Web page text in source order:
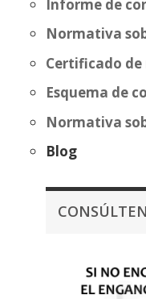
Informe de
Normativa
Certificado
Esquema de
Normativa
Blog